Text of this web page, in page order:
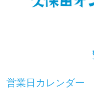
営業日カレンダー